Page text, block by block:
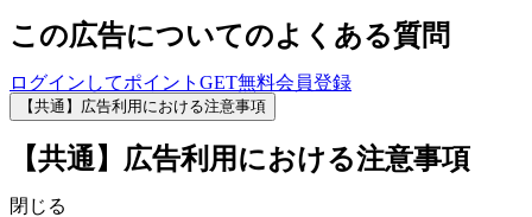
この広告についてのよくある質問
ログインしてポイントGET無料会員登録
【共通】広告利用における注意事項
【共通】広告利用における注意事項
閉じる